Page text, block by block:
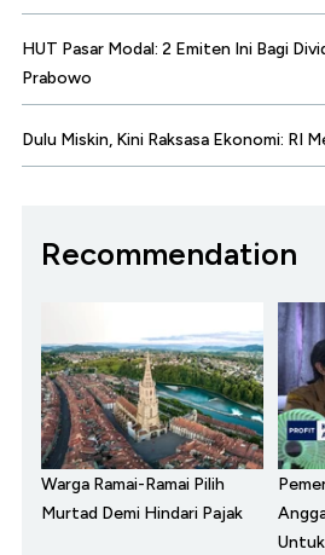
HUT Pasar Modal: 2 Emiten Ini Bagi
Prabowo
Dulu Miskin, Kini Raksasa Ekonomi: RI
Recommendation
Warga Ramai-Ramai Pilih
Murtad Demi Hindari Pajak